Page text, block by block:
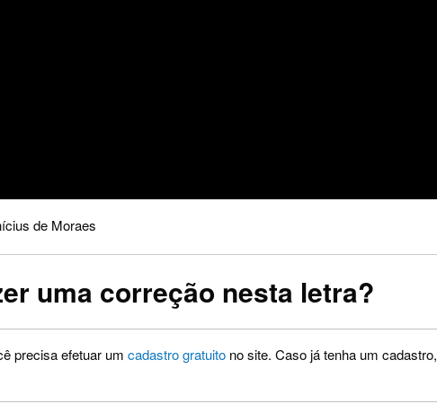
de Moraes
uma correção nesta letra?
precisa efetuar um cadastro gratuito no site. Caso já tenha um cadastro,